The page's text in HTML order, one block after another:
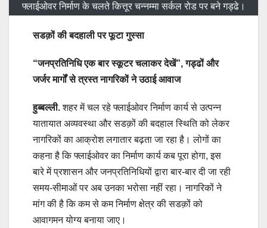
फ्लाईओवर निर्माण के चलते कित्तूर चन्नम्मा सर्कल रोड पर बने गड्ढे।
सडक़ों की बदहाली पर फूटा गुस्सा
“जनप्रतिनिधि एक बार स्कूटर चलाकर देखें”, गड्ढों और
जर्जर मार्गों से त्रस्त नागरिकों ने उठाई आवाज
हुब्बल्ली.शहर में चल रहे फ्लाईओवर निर्माण कार्य से उत्पन्न
यातायात अव्यवस्था और सडक़ों की बदहाल स्थिति को लेकर
नागरिकों का आक्रोश लगातार बढ़ता जा रहा है। लोगों का
कहना है कि फ्लाईओवर का निर्माण कार्य कब पूरा होगा, इस
बारे में प्रशासन और जनप्रतिनिधियों द्वारा बार-बार दी जा रही
समय-सीमाओं पर अब उनका भरोसा नहीं रहा। नागरिकों ने
मांग की है कि कम से कम निर्माण क्षेत्र की सडक़ों को
आवागमन योग्य बनाया जाए।